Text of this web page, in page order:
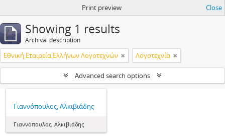
Print preview Close
Showing 1 results
Archival description
Εθνική Εταιρεία Ελλήνων Λογοτεχνών Λογοτεχνία
Advanced search options
Γιαννόπουλος, Αλκιβιάδης
Γιαννόπουλος, Αλκιβιάδης